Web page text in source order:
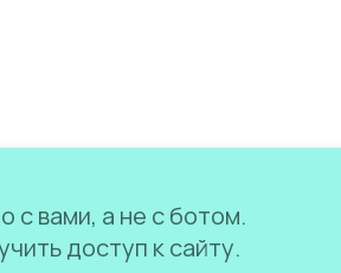
с вами, а не с ботом.
доступ к сайту.